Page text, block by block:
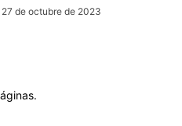
27 de octubre de 2023